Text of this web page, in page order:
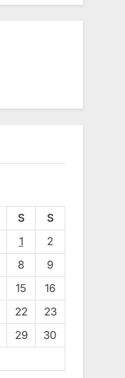
S
S
1
2
8
9
15
16
22
23
29
30